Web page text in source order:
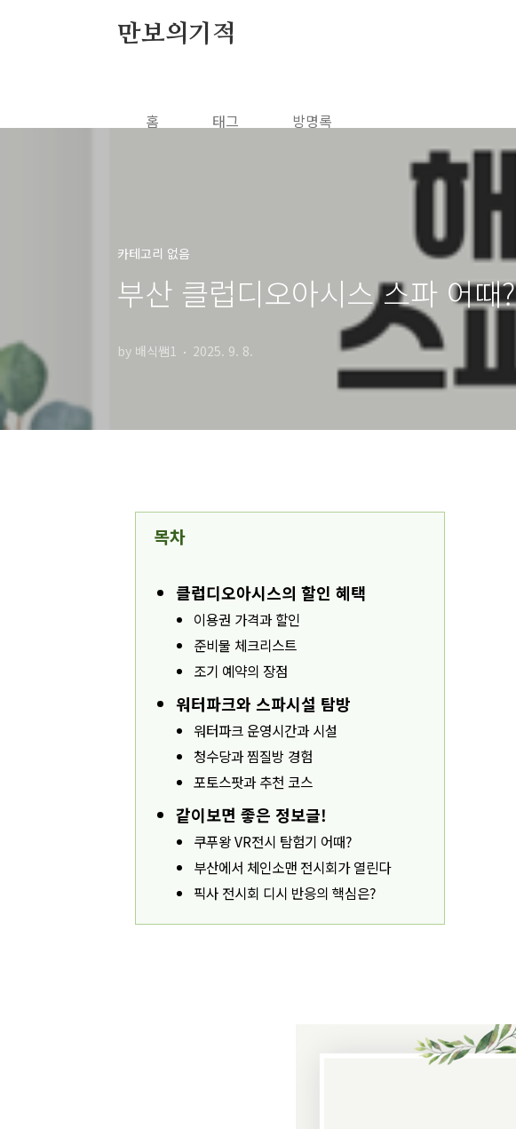
만보의기적
홈 태그 방명록
카테고리 없음
부산 클럽디오아시스 스파 어때?
by 배식쌤1 2025. 9. 8.
목차
클럽디오아시스의 할인 혜택
이용권 가격과 할인
준비물 체크리스트
조기 예약의 장점
워터파크와 스파시설 탐방
워터파크 운영시간과 시설
청수당과 찜질방 경험
포토스팟과 추천 코스
같이보면 좋은 정보글!
쿠푸왕 VR전시 탐험기 어때?
부산에서 체인소맨 전시회가 열린다
픽사 전시회 디시 반응의 핵심은?